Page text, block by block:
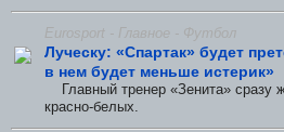
Eurosport - Главное - Футбол
Луческу: «Спартак» будет
в нем будет меньше истерик»
Главный тренер «Зенита» сразу
красно-белых.